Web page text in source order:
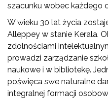
szacunku wobec każdego
W wieku 30 lat życia
Alleppey w stanie Kerala.
zdolnościami
prowadzi zarządzanie
naukowe i w bibliotekę.
poświęca swe naturalne
integralnej formacji